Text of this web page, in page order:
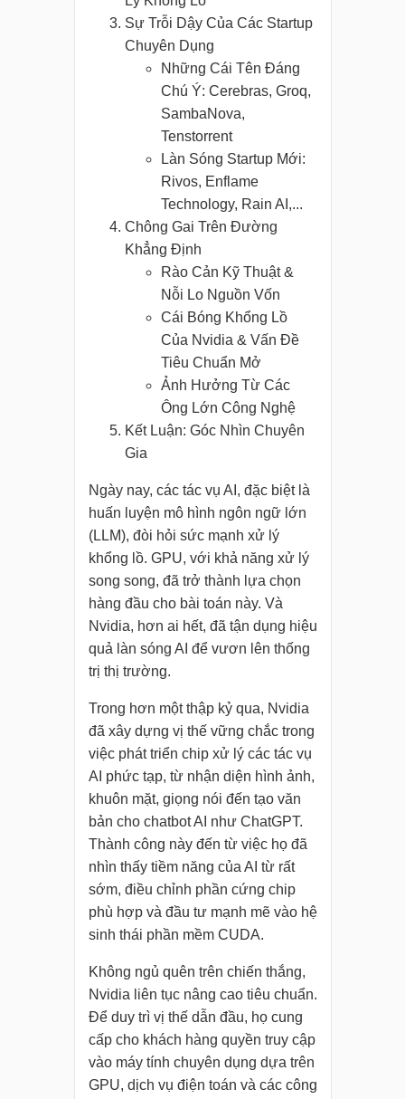
Sự Trỗi Dậy Của Các Startup
Chuyên Dụng
Những Cái Tên Đáng
Chú Ý: Cerebras, Groq,
SambaNova,
Tenstorrent
Làn Sóng Startup Mới:
Rivos, Enflame
Technology, Rain AI,...
Chông Gai Trên Đường
Khẳng Định
Rào Cản Kỹ Thuật &
Nỗi Lo Nguồn Vốn
Cái Bóng Khổng Lồ
Của Nvidia & Vấn Đề
Tiêu Chuẩn Mở
Ảnh Hưởng Từ Các
Ông Lớn Công Nghệ
Kết Luận: Góc Nhìn Chuyên
Gia
Ngày nay, các tác vụ AI, đặc biệt là
huấn luyện mô hình ngôn ngữ lớn
(LLM), đòi hỏi sức mạnh xử lý
khổng lồ. GPU, với khả năng xử lý
song song, đã trở thành lựa chọn
hàng đầu cho bài toán này. Và
Nvidia, hơn ai hết, đã tận dụng hiệu
quả làn sóng AI để vươn lên thống
trị thị trường.
Trong hơn một thập kỷ qua, Nvidia
đã xây dựng vị thế vững chắc trong
việc phát triển chip xử lý các tác vụ
AI phức tạp, từ nhận diện hình ảnh,
khuôn mặt, giọng nói đến tạo văn
bản cho chatbot AI như ChatGPT.
Thành công này đến từ việc họ đã
nhìn thấy tiềm năng của AI từ rất
sớm, điều chỉnh phần cứng chip
phù hợp và đầu tư mạnh mẽ vào hệ
sinh thái phần mềm CUDA.
Không ngủ quên trên chiến thắng,
Nvidia liên tục nâng cao tiêu chuẩn.
Để duy trì vị thế dẫn đầu, họ cung
cấp cho khách hàng quyền truy cập
vào máy tính chuyên dụng dựa trên
GPU, dịch vụ điện toán và các công